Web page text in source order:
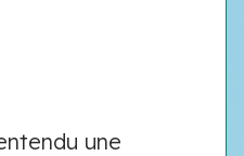
une